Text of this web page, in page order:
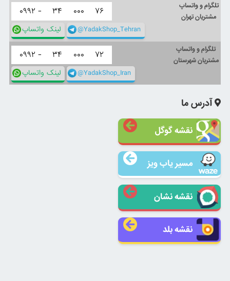
تلگرام و واتساپ
مشتریان تهران
۰۹۹۲ - ۳۴ ۰۰۰ ۷۶
لینک واتساپ @YadakShop_Tehran
تلگرام و واتساپ
مشتریان شهرستان
۰۹۹۲ - ۳۴ ۰۰۰ ۷۲
لینک واتساپ @YadakShop_Iran
آدرس ما
نقشه گوگل
مسیر یاب ویز
نقشه نشان
نقشه بلد